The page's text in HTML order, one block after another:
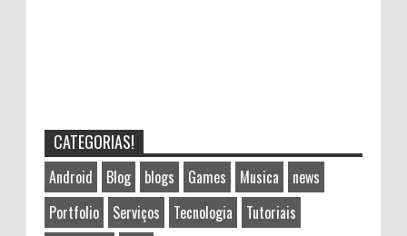
CATEGORIAS!
Android Blog blogs Games Musica
news
Portfolio
Serviços Tecnologia
Tutoriais